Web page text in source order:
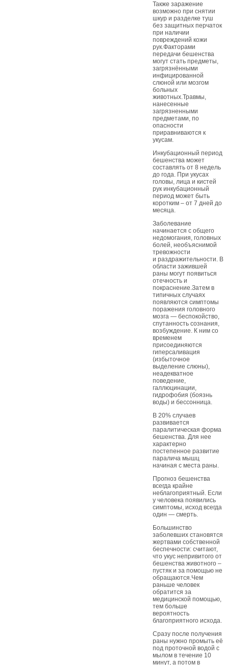
Также заражение
возможно при снятии
шкур и разделке туш
без защитных перчаток
при наличии
повреждений кожи
рук.Факторами
передачи бешенства
могут стать предметы,
загрязнёнными
инфицированной
слюной или мозгом
больных
животных.Травмы,
нанесенные
загрязненными
предметами, по
опасности
приравниваются к
укусам.
Инкубационный период
бешенства может
составлять от 8 недель
до года. При укусах
головы, лица и кистей
рук инкубационный
период может быть
коротким – от 7 дней до
месяца.
Заболевание
начинается с общего
недомогания, головных
болей, необъяснимой
тревожности
и раздражительности. В
области зажившей
раны могут появиться
отечность и
покраснение.Затем в
типичных случаях
появляются симптомы
поражения головного
мозга — беспокойство,
спутанность сознания,
возбуждение. К ним со
временем
присоединяются
гиперсаливация
(избыточное
выделение слюны),
неадекватное
поведение,
галлюцинации,
гидрофобия (боязнь
воды) и бессонница.
В 20% случаев
развивается
паралитическая форма
бешенства. Для нее
характерно
постепенное развитие
паралича мышц
начиная с места раны.
Прогноз бешенства
всегда крайне
неблагоприятный. Если
у человека появились
симптомы, исход всегда
один — смерть.
Большинство
заболевших становятся
жертвами собственной
беспечности: считают,
что укус непривитого от
бешенства животного –
пустяк и за помощью не
обращаются.Чем
раньше человек
обратится за
медицинской помощью,
тем больше
вероятность
благоприятного исхода.
Сразу после получения
раны нужно промыть её
под проточной водой с
мылом в течение 10
минут, а потом в